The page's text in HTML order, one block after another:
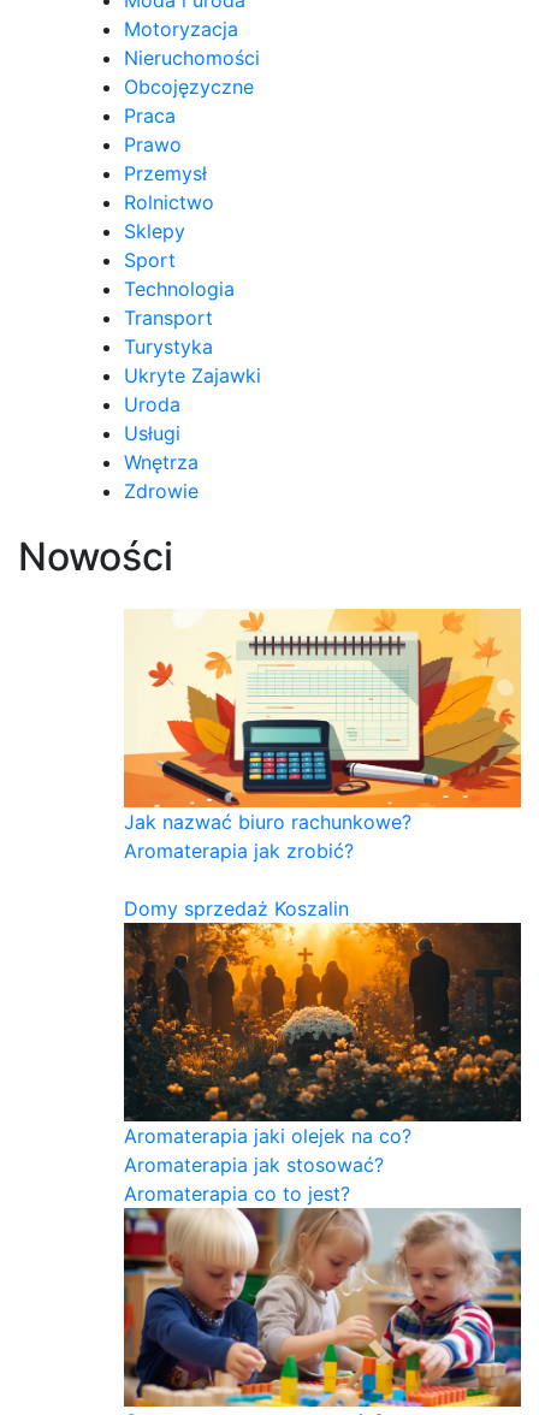
Motoryzacja
Nieruchomości
Obcojęzyczne
Praca
Prawo
Przemysł
Rolnictwo
Sklepy
Sport
Technologia
Transport
Turystyka
Ukryte Zajawki
Uroda
Usługi
Wnętrza
Zdrowie
Nowości
Jak nazwać biuro rachunkowe?
Aromaterapia jak zrobić?
Domy sprzedaż Koszalin
Aromaterapia jaki olejek na co?
Aromaterapia jak stosować?
Aromaterapia co to jest?